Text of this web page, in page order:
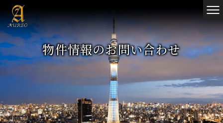
物件情報のお問い合わせ